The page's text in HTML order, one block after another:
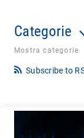
Categorie
Mostra categorie
Subscribe to